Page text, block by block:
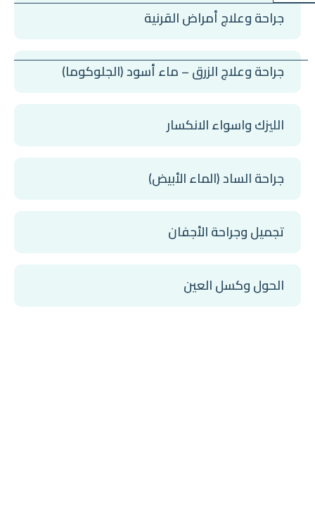
جراحة وعلاج أمراض القرنية
جراحة وعلاج الزرق – ماء أسود (الجلوكوما)
الليزك واسواء الانكسار
جراحة الساد (الماء الأبيض)
تجميل وجراحة الأجفان
الحول وكسل العين